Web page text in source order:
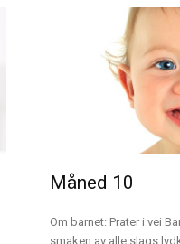
Måned 10
Om barnet: Prater i vei
smaken av alle slags